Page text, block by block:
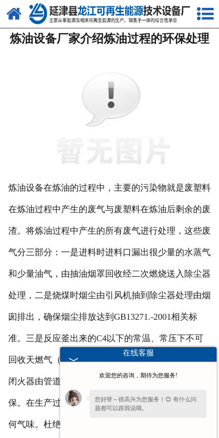
网站首页
关于我们
资质荣誉
联系我们
炼油设备厂家介绍炼油过程的环保处理
炼油设备在炼油的过程中，主要的污染物就是废塑料
在炼油过程中产生的废气与废塑料在炼油后剩余的废
渣。将炼油过程中产生的所有废气进行处理，这些废
气分三部分：一是进料时进料口漏出很少量的水蒸气
和少量油气，由抽油烟罩回收经二次燃烧送入除尘器
处理，二是烧煤时烟尘由引风机抽到除尘器处理由烟
囱排出，确保烟尘排放达到GB13271.-2001相关标
准。三是反应釜出来的C4以下的常温、常压下不可
回收天燃气（含量是甲烷、乙烷、丁烷、氢气等）经
闭火器由管道送入炉内经燃气喷枪燃烧，既节能又环
保。在生产过程中，设备是全密封状态下运作，无任
何气味。杜绝了塑料炼油过程中对环境的污染，达到
在线客服
欢迎您的咨询，期待为您服务!
您好呀～很高兴为您服务！😊 有什么问
题都可以跟我说哦。